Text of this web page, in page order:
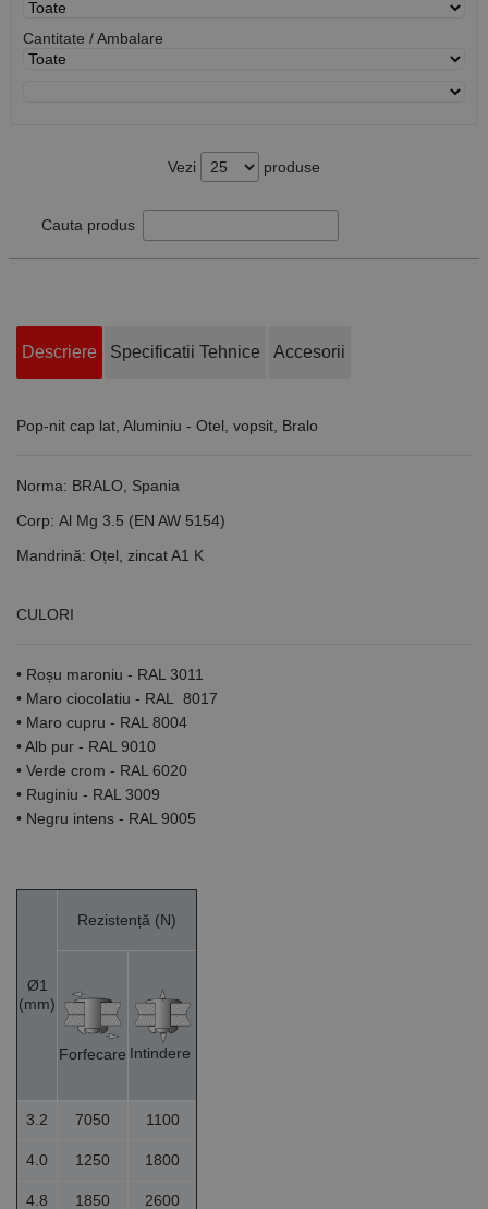
Cantitate / Ambalare
Vezi produse
Cauta produs
Descriere Specificatii Tehnice Accesorii
Pop-nit cap lat, Aluminiu - Otel, vopsit, Bralo
Norma: BRALO, Spania
Corp: Al Mg 3.5 (EN AW 5154)
Mandrină: Oțel, zincat A1 K
CULORI
• Roșu maroniu - RAL 3011
• Maro ciocolatiu - RAL 8017
• Maro cupru - RAL 8004
• Alb pur - RAL 9010
• Verde crom - RAL 6020
• Ruginiu - RAL 3009
• Negru intens - RAL 9005
Ø1
(mm)
Rezistență (N)
Forfecare Intindere
3.2 7050 1100
4.0 1250 1800
4.8 1850 2600